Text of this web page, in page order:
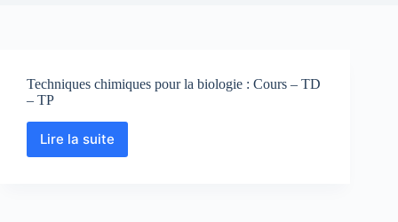
Techniques chimiques pour la biologie : Cours – TD
– TP
Lire la suite
Techniques